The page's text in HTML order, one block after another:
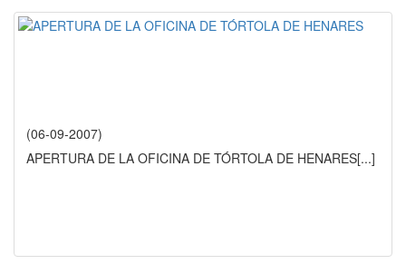
(06-09-2007)
APERTURA DE LA OFICINA DE TÓRTOLA DE HENARES[...]